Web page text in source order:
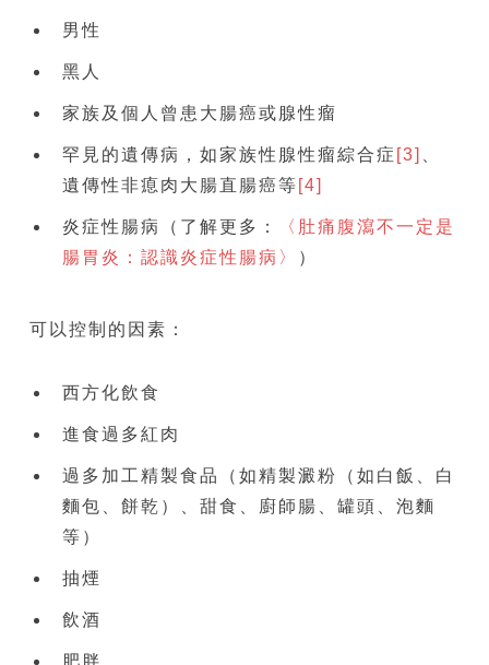
男性
黑人
家族及個人曾患大腸癌或腺性瘤
罕見的遺傳病，如家族性腺性瘤綜合症 [3] 、
遺傳性非瘜肉大腸直腸癌等 [4]
炎症性腸病（了解更多：
〈肚痛腹瀉不一定是
腸胃炎：認識炎症性腸病〉
）
可以控制的因素：
西方化飲食
進食過多紅肉
過多加工精製食品（如精製澱粉（如白飯、白
麵包、餅乾）、甜食、廚師腸、罐頭、泡麵
等）
抽煙
飲酒